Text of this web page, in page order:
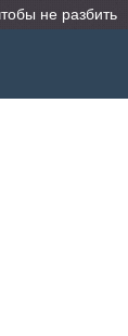
не разбить